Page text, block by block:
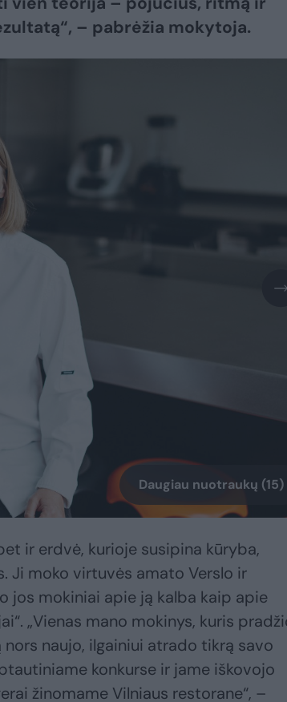
– pabrėžia mokytoja.
Daugiau nuotraukų (15)
ir erdvė, kurioje susipina kūryba,
Ji moko virtuvės amato Verslo ir
jos mokiniai apie ją kalba kaip apie
„Vienas mano mokinys, kuris
naujo, ilgainiui atrado tikrą savo
konkurse ir jame iškovojo
žinomame Vilniaus restorane“, –